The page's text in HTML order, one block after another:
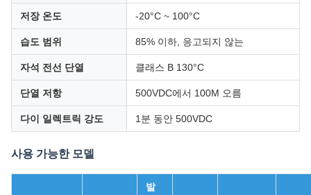
저장 온도 -20°C ~ 100°C
습도 범위 85% 이하, 응고되지 않는
자석 전선 단열 클래스 B 130°C
단열 저항 500VDC에서 100M 오름
다이 일렉트릭 강도 1분 동안 500VDC
사용 가능한 모델
발